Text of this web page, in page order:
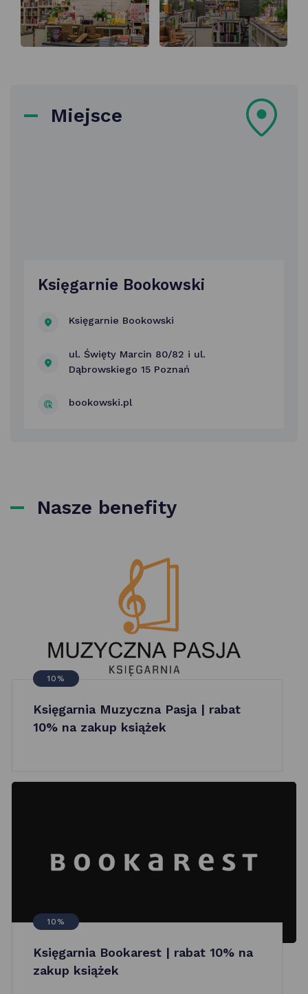
Miejsce
Księgarnie Bookowski
Księgarnie Bookowski
ul. Święty Marcin 80/82 i ul.
Dąbrowskiego 15 Poznań
bookowski.pl
Nasze benefity
10%
Księgarnia Muzyczna Pasja | rabat
10% na zakup książek
10%
Księgarnia Bookarest | rabat 10% na
zakup książek